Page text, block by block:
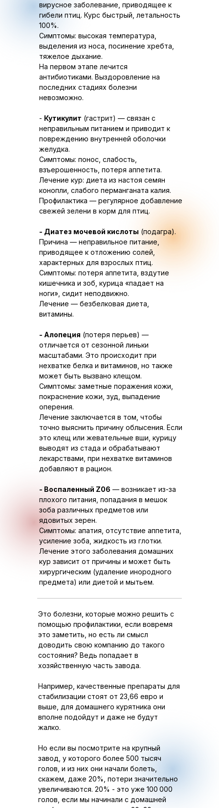
вирусное заболевание, приводящее к
гибели птиц. Курс быстрый, летальность
100%.
Симптомы: высокая температура,
выделения из носа, посинение хребта,
тяжелое дыхание.
На первом этапе лечится
антибиотиками. Выздоровление на
последних стадиях болезни
невозможно.
- Кутикулит (гастрит) — связан с
неправильным питанием и приводит к
повреждению внутренней оболочки
желудка.
Симптомы: понос, слабость,
взъерошенность, потеря аппетита.
Лечение кур: диета из настоя семян
конопли, слабого перманганата калия.
Профилактика — регулярное добавление
свежей зелени в корм для птиц.
- Диатез мочевой кислоты (подагра).
Причина — неправильное питание,
приводящее к отложению солей,
характерных для взрослых птиц.
Симптомы: потеря аппетита, вздутие
кишечника и зоб, курица «падает на
ноги», сидит неподвижно.
Лечение — безбелковая диета,
витамины.
- Алопеция (потеря перьев) —
отличается от сезонной линьки
масштабами. Это происходит при
нехватке белка и витаминов, но также
может быть вызвано клещом.
Симптомы: заметные поражения кожи,
покраснение кожи, зуд, выпадение
оперения.
Лечение заключается в том, чтобы
точно выяснить причину облысения. Если
это клещ или жевательные вши, курицу
выводят из стада и обрабатывают
лекарствами, при нехватке витаминов
добавляют в рацион.
- Воспаленный Z06 — возникает из-за
плохого питания, попадания в мешок
зоба различных предметов или
ядовитых зерен.
Симптомы: апатия, отсутствие аппетита,
усиление зоба, жидкость из глотки.
Лечение этого заболевания домашних
кур зависит от причины и может быть
хирургическим (удаление инородного
предмета) или диетой и мытьем.
Это болезни, которые можно решить с
помощью профилактики, если вовремя
это заметить, но есть ли смысл
доводить свою компанию до такого
состояния? Ведь попадает в
хозяйственную часть завода.
Например, качественные препараты для
стабилизации стоят от 23,66 евро и
выше, для домашнего курятника они
вполне подойдут и даже не будут
жалко.
Но если вы посмотрите на крупный
завод, у которого более 500 тысяч
голов, и из них они начали болеть,
скажем, даже 20%, потери значительно
увеличиваются. 20% - это уже 100 000
голов, если мы начинали с домашней